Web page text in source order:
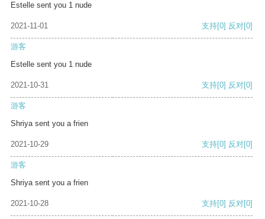
Estelle sent you 1 nude
2021-11-01 支持[0] 反对[0]
游客
Estelle sent you 1 nude
2021-10-31 支持[0] 反对[0]
游客
Shriya sent you a frien
2021-10-29 支持[0] 反对[0]
游客
Shriya sent you a frien
2021-10-28 支持[0] 反对[0]